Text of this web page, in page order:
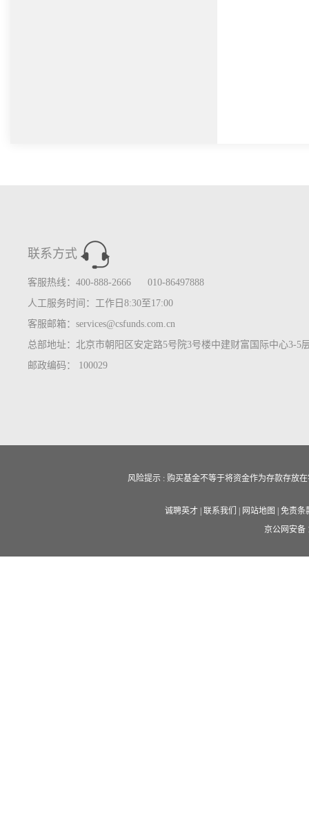
联系方式
客服热线：400-888-2666 010-86497888
人工服务时间：工作日8:30至17:00
客服邮箱：services@csfunds.com.cn
总部地址：北京市朝阳区安定路5号院3号楼中建财富国际中心3-5
邮政编码： 100029
风险提示 : 购买基金不等于将资金作为存款存放
诚聘英才 联系我们 网站地图
免责条
京公网安备